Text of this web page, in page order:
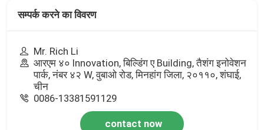
सम्पर्क करने का विवरण
Mr. Rich Li
आरएम ४० Innovation, बिल्डिंग ए Building, तैशंग इनोवेशन
पार्क, नंबर ४२ W, वुबाओ रोड, मिनहांग जिला, २०११०, शंघाई,
चीन
0086-13381591129
contact now